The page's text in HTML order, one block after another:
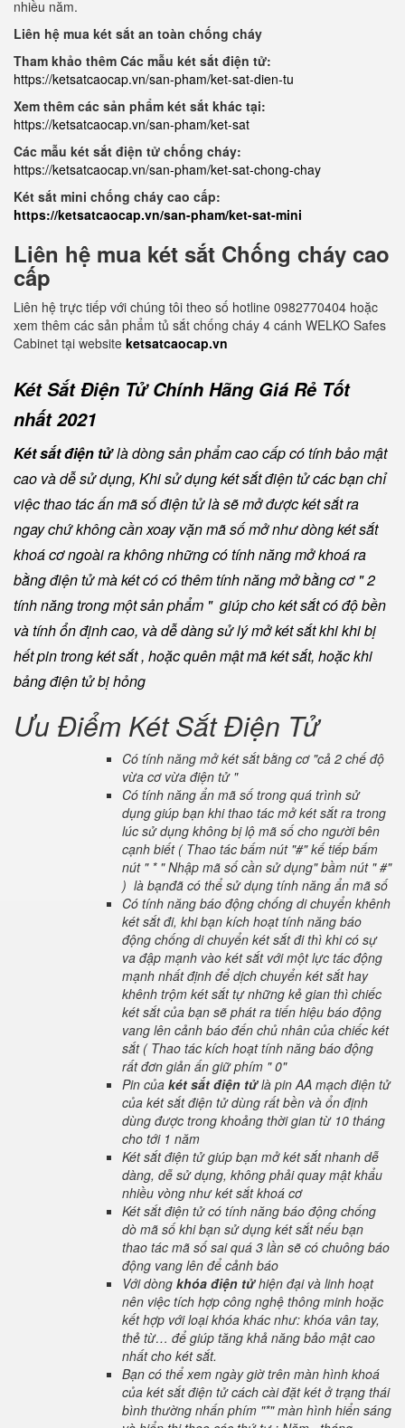
nhiều năm.
Liên hệ mua két sắt an toàn chống cháy
Tham khảo thêm Các mẫu két sắt điện tử:
https://ketsatcaocap.vn/san-pham/ket-sat-dien-tu
Xem thêm các sản phẩm két sắt khác tại:
https://ketsatcaocap.vn/san-pham/ket-sat
Các mẫu két sắt điện tử chống cháy:
https://ketsatcaocap.vn/san-pham/ket-sat-chong-chay
Két sắt mini chống cháy cao cấp:
https://ketsatcaocap.vn/san-pham/ket-sat-mini
Liên hệ mua két sắt Chống cháy cao
cấp
Liên hệ trực tiếp với chúng tôi theo số hotline 0982770404 hoặc
xem thêm các sản phẩm tủ sắt chống cháy 4 cánh WELKO Safes
Cabinet tại website ketsatcaocap.vn
Két Sắt Điện Tử Chính Hãng Giá Rẻ Tốt
nhất 2021
Két sắt điện tửlà dòng sản phẩm cao cấp có tính bảo mật
cao và dễ sử dụng, Khi sử dụng két sắt điện tử các bạn chỉ
việc thao tác ấn mã số điện tử là sẽ mở được két sắt ra
ngay chứ không cần xoay vặn mã số mở như dòng két sắt
khoá cơ ngoài ra không những có tính năng mở khoá ra
bằng điện tử mà két có có thêm tính năng mở bằng cơ " 2
tính năng trong một sản phẩm " giúp cho két sắt có độ bền
và tính ổn định cao, và dễ dàng sử lý mở két sắt khi khi bị
hết pin trong két sắt , hoặc quên mật mã két sắt, hoặc khi
bảng điện tử bị hỏng
Ưu Điểm Két Sắt Điện Tử
Có tính năng mở két sắt bằng cơ "cả 2 chế độ
vừa cơ vừa điện tử "
Có tính năng ẩn mã số trong quá trình sử
dụng giúp bạn khi thao tác mở két sắt ra trong
lúc sử dụng không bị lộ mã số cho người bên
cạnh biết ( Thao tác bấm nút "#" kế tiếp bấm
nút " * " Nhập mã số cần sử dụng" bầm nút " #"
) là bạnđã có thể sử dụng tính năng ẩn mã số
Có tính năng báo động chống di chuyển khênh
két sắt đi, khi bạn kích hoạt tính năng báo
động chống di chuyển két sắt đi thì khi có sự
va đập mạnh vào két sắt với một lực tác động
mạnh nhất định để dịch chuyển két sắt hay
khênh trộm két sắt tự những kẻ gian thì chiếc
két sắt của bạn sẽ phát ra tiến hiệu báo động
vang lên cảnh báo đến chủ nhân của chiếc két
sắt ( Thao tác kích hoạt tính năng báo động
rất đơn giản ấn giữ phím " 0"
Pin của két sắt điện tửlà pin AA mạch điện tử
của két sắt điện tử dùng rất bền và ổn định
dùng được trong khoảng thời gian từ 10 tháng
cho tới 1 năm
Két sắt điện tử giúp bạn mở két sắt nhanh dễ
dàng, dễ sử dụng, không phải quay mật khẩu
nhiều vòng như két sắt khoá cơ
Két sắt điện tử có tính năng báo động chống
dò mã số khi bạn sử dụng két sắt nếu bạn
thao tác mã số sai quá 3 lần sẽ có chuông báo
động vang lên để cảnh báo
Với dòng khóa điện tửhiện đại và linh hoạt
nên việc tích hợp công nghệ thông minh hoặc
kết hợp với loại khóa khác như: khóa vân tay,
thẻ từ… để giúp tăng khả năng bảo mật cao
nhất cho két sắt.
Bạn có thể xem ngày giờ trên màn hình khoá
của két sắt điện tử cách cài đặt két ở trạng thái
bình thường nhấn phím "*" màn hình hiển sáng